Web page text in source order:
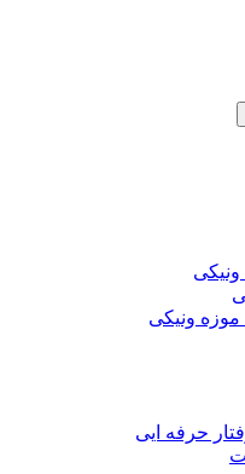
ونیکی
ونیکی
حرفه ایی